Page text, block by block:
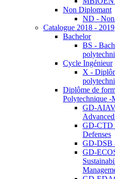
Non Diplomant
ND -
Catalogue 2018 - 2019
Bachelor
BS -
Cycle Ingénieur
X -
Diplôme de
Polytechnique -
GD-
GD-CTD
Defenses
GD-DSB
GD-